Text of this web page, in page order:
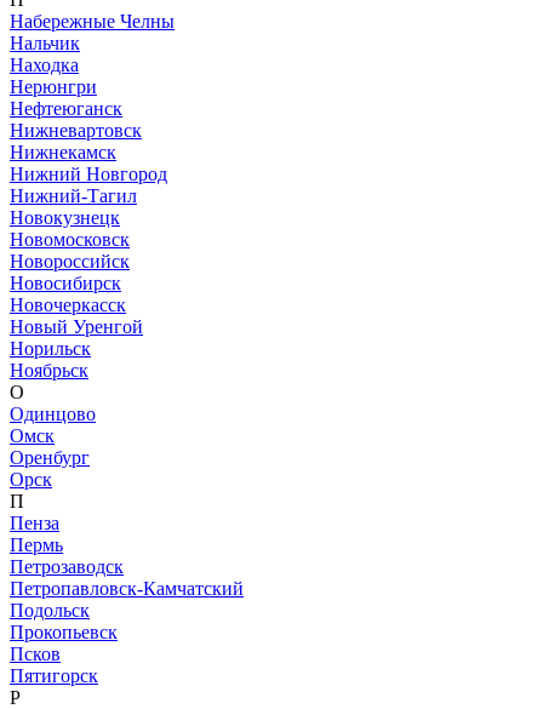
Набережные Челны
Нальчик
Находка
Нерюнгри
Нефтеюганск
Нижневартовск
Нижнекамск
Нижний Новгород
Нижний-Тагил
Новокузнецк
Новомосковск
Новороссийск
Новосибирск
Новочеркасск
Новый Уренгой
Норильск
Ноябрьск
О
Одинцово
Омск
Оренбург
Орск
П
Пенза
Пермь
Петрозаводск
Петропавловск-Камчатский
Подольск
Прокопьевск
Псков
Пятигорск
Р